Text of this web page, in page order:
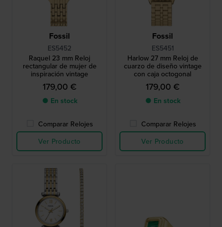
Fossil
ES5452
Raquel 23 mm Reloj
rectangular de mujer de
inspiración vintage
179,00 €
● En stock
Comparar Relojes
Ver Producto
Fossil
ES5451
Harlow 27 mm Reloj de
cuarzo de diseño vintage
con caja octogonal
179,00 €
● En stock
Comparar Relojes
Ver Producto